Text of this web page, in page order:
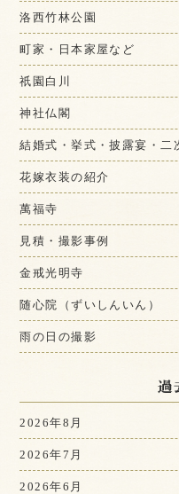
洛西竹林公園
町家・日本家屋など
祇園白川
神社仏閣
結婚式・挙式・披露宴・二
花嫁衣装の紹介
萬福寺
見積・撮影事例
金戒光明寺
随心院（ずいしんいん）
雨の日の撮影
過
2026年8月
2026年7月
2026年6月